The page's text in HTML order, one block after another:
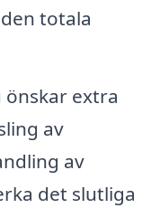
totala
önskar extra
av
av
det slutliga